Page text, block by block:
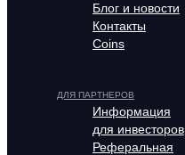
Блог и новости
Контакты
Coins
ДЛЯ ПАРТНЕРОВ
Информация
для инвесторов
Реферальная